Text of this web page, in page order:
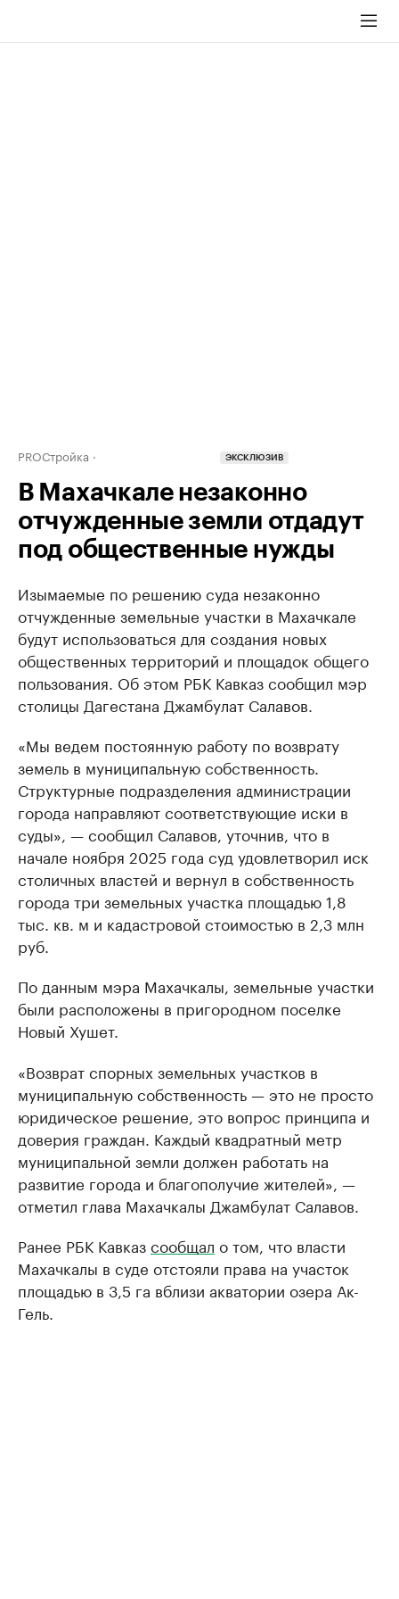
PROСтройка ЭКСКЛЮЗИВ
В Махачкале незаконно
отчужденные земли отдадут
под общественные нужды
Изымаемые по решению суда незаконно
отчужденные земельные участки в Махачкале
будут использоваться для создания новых
общественных территорий и площадок общего
пользования. Об этом РБК Кавказ сообщил мэр
столицы Дагестана Джамбулат Салавов.
«Мы ведем постоянную работу по возврату
земель в муниципальную собственность.
Структурные подразделения администрации
города направляют соответствующие иски в
суды», — сообщил Салавов, уточнив, что в
начале ноября 2025 года суд удовлетворил иск
столичных властей и вернул в собственность
города три земельных участка площадью 1,8
тыс. кв. м и кадастровой стоимостью в 2,3 млн
руб.
По данным мэра Махачкалы, земельные участки
были расположены в пригородном поселке
Новый Хушет.
«Возврат спорных земельных участков в
муниципальную собственность — это не просто
юридическое решение, это вопрос принципа и
доверия граждан. Каждый квадратный метр
муниципальной земли должен работать на
развитие города и благополучие жителей», —
отметил глава Махачкалы Джамбулат Салавов.
Ранее РБК Кавказсообщал о том, что власти
Махачкалы в суде отстояли права на участок
площадью в 3,5 га вблизи акватории озера Ак-
Гель.